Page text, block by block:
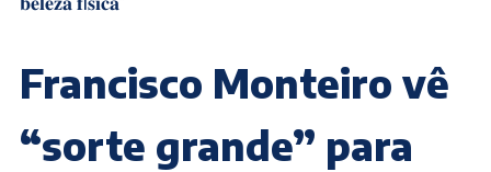
Francisco Monteiro vê
“sorte grande” para